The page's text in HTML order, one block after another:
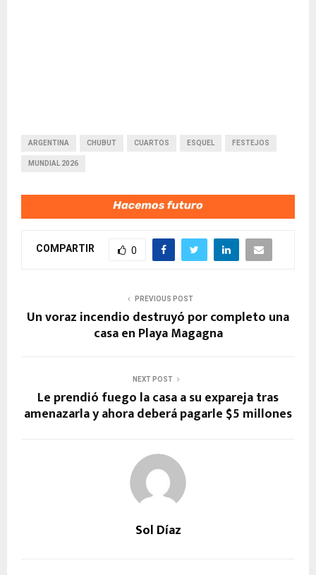
ARGENTINA CHUBUT CUARTOS ESQUEL FESTEJOS
MUNDIAL 2026
COMPARTIR 0
PREVIOUS POST
Un voraz incendio destruyó por completo una
casa en Playa Magagna
NEXT POST
Le prendió fuego la casa a su expareja tras
amenazarla y ahora deberá pagarle $5 millones
Sol Díaz